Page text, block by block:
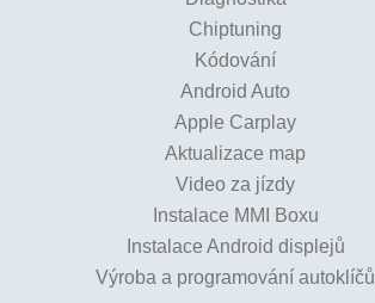
Chiptuning
Kódování
Android Auto
Apple Carplay
Aktualizace map
Video za jízdy
Instalace MMI Boxu
Instalace Android displejů
Výroba a programování autoklíčů